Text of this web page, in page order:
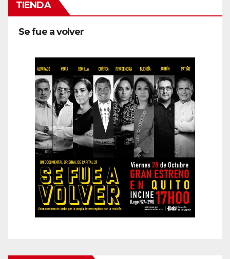
TIENDA
Se fue a volver